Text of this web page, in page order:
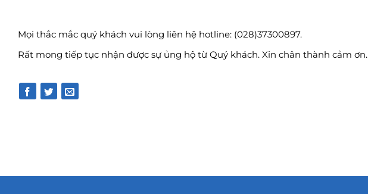
Mọi thắc mắc quý khách vui lòng liên hệ hotline: (028)37300897.
Rất mong tiếp tục nhận được sự ủng hộ từ Quý khách. Xin chân thành cảm ơn.